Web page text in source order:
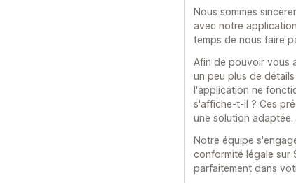
Rapportering og
Dataeksport
Nous sommes
avec notre
temps de nous faire
Afin de pouvoir vous
un peu plus de
l'application ne
s'affiche-t-il ? Ces
une solution adaptée.
Notre équipe
conformité légale sur
parfaitement dans